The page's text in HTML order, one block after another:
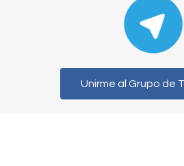
Unirme al Grupo de